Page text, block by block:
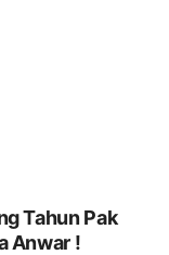
Tahun Pak
Anwar !